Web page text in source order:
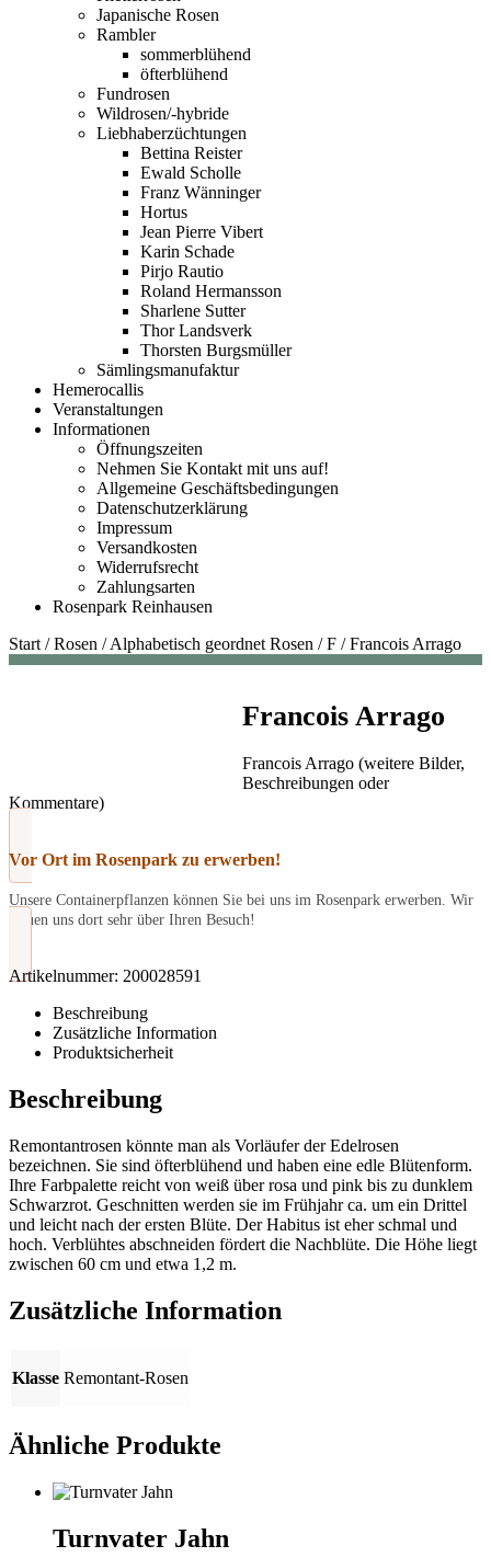
Japanische Rosen
Rambler
sommerblühend
öfterblühend
Fundrosen
Wildrosen/-hybride
Liebhaberzüchtungen
Bettina Reister
Ewald Scholle
Franz Wänninger
Hortus
Jean Pierre Vibert
Karin Schade
Pirjo Rautio
Roland Hermansson
Sharlene Sutter
Thor Landsverk
Thorsten Burgsmüller
Sämlingsmanufaktur
Hemerocallis
Veranstaltungen
Informationen
Öffnungszeiten
Nehmen Sie Kontakt mit uns auf!
Allgemeine Geschäftsbedingungen
Datenschutzerklärung
Impressum
Versandkosten
Widerrufsrecht
Zahlungsarten
Rosenpark Reinhausen
Start /Rosen /Alphabetisch geordnet Rosen /F /Francois Arrago
Francois Arrago
Francois Arrago (weitere Bilder,
Beschreibungen oder
Kommentare)
Vor Ort im Rosenpark zu erwerben!
Unsere Containerpflanzen können Sie bei uns im Rosenpark erwerben. Wir
freuen uns dort sehr über Ihren Besuch!
Artikelnummer: 200028591
Beschreibung
Zusätzliche Information
Produktsicherheit
Beschreibung
Remontantrosen könnte man als Vorläufer der Edelrosen
bezeichnen. Sie sind öfterblühend und haben eine edle Blütenform.
Ihre Farbpalette reicht von weiß über rosa und pink bis zu dunklem
Schwarzrot. Geschnitten werden sie im Frühjahr ca. um ein Drittel
und leicht nach der ersten Blüte. Der Habitus ist eher schmal und
hoch. Verblühtes abschneiden fördert die Nachblüte. Die Höhe liegt
zwischen 60 cm und etwa 1,2 m.
Zusätzliche Information
Klasse Remontant-Rosen
Ähnliche Produkte
Turnvater Jahn